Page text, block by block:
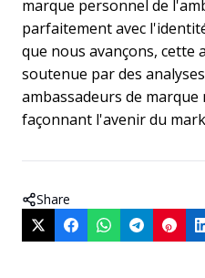
marque personnel de
parfaitement avec
que nous avançons, cette
soutenue par des
ambassadeurs de
façonnant l'avenir du
Share